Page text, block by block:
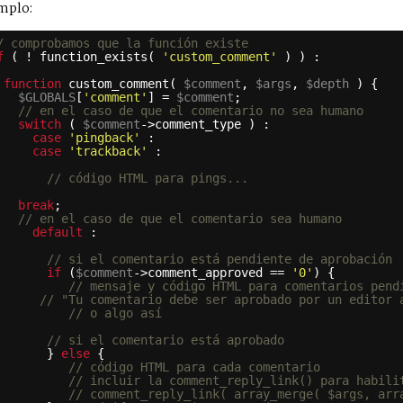
comprobamos que la función existe
( ! function_exists( 'custom_comment'
) ) :
function custom_comment( $comment , $args , $depth
) {
$GLOBALS [ 'comment' ] = $comment ;
// en el caso de que el comentario no sea humano
switch
( $comment->comment_type ) :
case
'pingback'
:
case
'trackback'
:
// código HTML para pings...
break;
// en el caso de que el comentario sea humano
default
:
// si el comentario está pendiente de aprobación
if
($comment->comment_approved == '0' ) {
// mensaje y código HTML para comentarios
// "Tu comentario debe ser aprobado por un editor
// o algo así
// si el comentario está aprobado
} else {
// código HTML para cada comentario
// incluir la comment_reply_link() para
// comment_reply_link( array_merge( $args,